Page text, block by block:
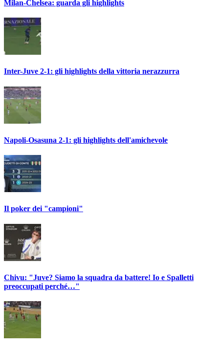
Milan-Chelsea: guarda gli highlights
Inter-Juve 2-1: gli highlights della vittoria nerazzurra
Napoli-Osasuna 2-1: gli highlights dell'amichevole
Il poker dei "campioni"
Chivu: "Juve? Siamo la squadra da battere! Io e Spalletti
preoccupati perché…"